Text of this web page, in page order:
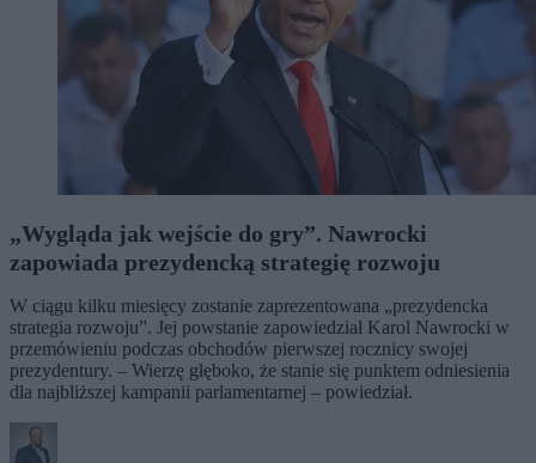
„Wygląda jak wejście do gry”. Nawrocki
zapowiada prezydencką strategię rozwoju
W ciągu kilku miesięcy zostanie zaprezentowana „prezydencka
strategia rozwoju”. Jej powstanie zapowiedział Karol Nawrocki w
przemówieniu podczas obchodów pierwszej rocznicy swojej
prezydentury. – Wierzę głęboko, że stanie się punktem odniesienia
dla najbliższej kampanii parlamentarnej – powiedział.